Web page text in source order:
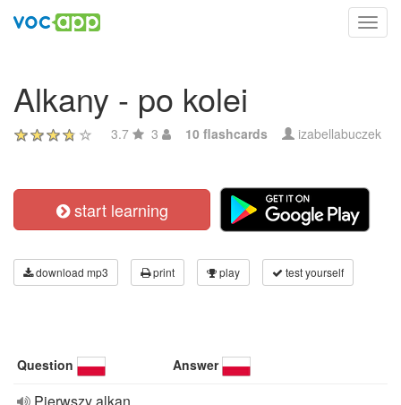
Alkany - po kolei
3.7 3 10 flashcards izabellabuczek
start learning
download mp3 print play test yourself
Question Answer